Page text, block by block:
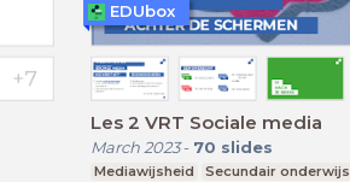
Les 2 VRT Sociale media
March 2023- 70 slides
Mediawijsheid Secundair onderwijs
EDUbox